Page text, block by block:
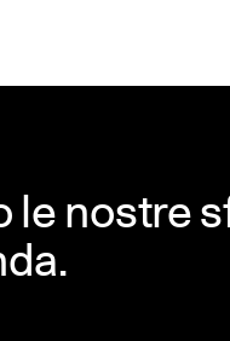
le nostre